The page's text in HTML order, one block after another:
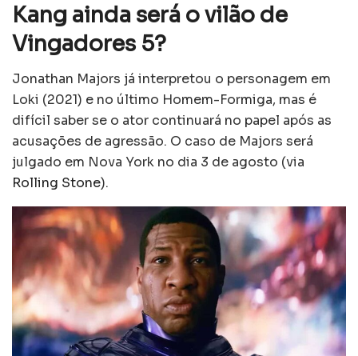
Kang ainda será o vilão de
Vingadores 5?
Jonathan Majors já interpretou o personagem em
Loki (2021) e no último Homem-Formiga, mas é
difícil saber se o ator continuará no papel após as
acusações de agressão. O caso de Majors será
julgado em Nova York no dia 3 de agosto (via
Rolling Stone).